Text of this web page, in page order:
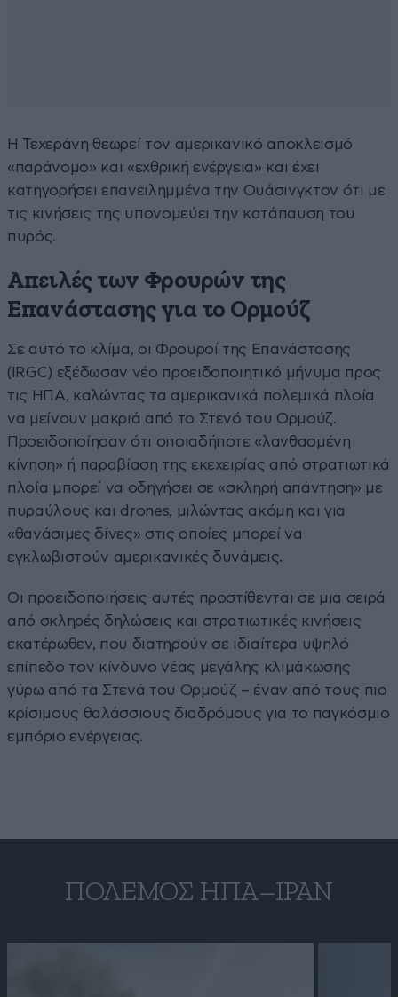
Η Τεχεράνη θεωρεί τον αμερικανικό αποκλεισμό
«παράνομο» και «εχθρική ενέργεια» και έχει
κατηγορήσει επανειλημμένα την Ουάσινγκτον ότι με
τις κινήσεις της υπονομεύει την κατάπαυση του
πυρός.
Απειλές των Φρουρών της
Επανάστασης για το Ορμούζ
Σε αυτό το κλίμα, οι Φρουροί της Επανάστασης
(IRGC) εξέδωσαν νέο προειδοποιητικό μήνυμα προς
τις ΗΠΑ, καλώντας τα αμερικανικά πολεμικά πλοία
να μείνουν μακριά από το Στενό του Ορμούζ.
Προειδοποίησαν ότι οποιαδήποτε «λανθασμένη
κίνηση» ή παραβίαση της εκεχειρίας από στρατιωτικά
πλοία μπορεί να οδηγήσει σε «σκληρή απάντηση» με
πυραύλους και drones, μιλώντας ακόμη και για
«θανάσιμες δίνες» στις οποίες μπορεί να
εγκλωβιστούν αμερικανικές δυνάμεις.
Οι προειδοποιήσεις αυτές προστίθενται σε μια σειρά
από σκληρές δηλώσεις και στρατιωτικές κινήσεις
εκατέρωθεν, που διατηρούν σε ιδιαίτερα υψηλό
επίπεδο τον κίνδυνο νέας μεγάλης κλιμάκωσης
γύρω από τα Στενά του Ορμούζ – έναν από τους πιο
κρίσιμους θαλάσσιους διαδρόμους για το παγκόσμιο
εμπόριο ενέργειας.
ΠΌΛΕΜΟΣ ΗΠΑ–ΙΡΆΝ